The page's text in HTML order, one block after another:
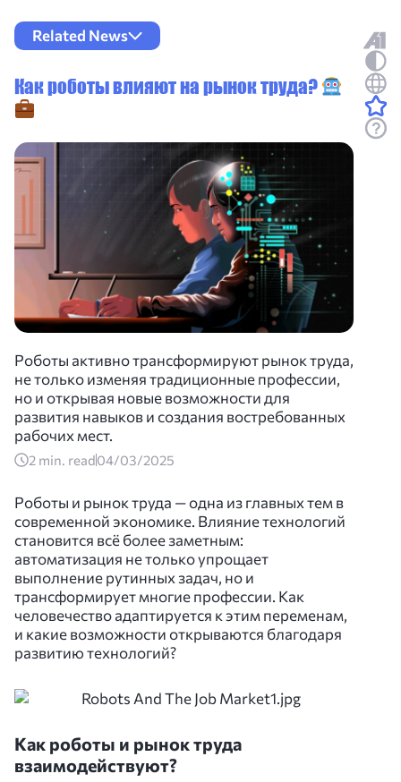
Related News
Как роботы влияют на рынок труда?
Роботы активно трансформируют рынок труда,
не только изменяя традиционные профессии,
но и открывая новые возможности для
развития навыков и создания востребованных
рабочих мест.
2 min. read04/03/2025
Роботы и рынок труда — одна из главных тем в
современной экономике. Влияние технологий
становится всё более заметным:
автоматизация не только упрощает
выполнение рутинных задач, но и
трансформирует многие профессии. Как
человечество адаптируется к этим переменам,
и какие возможности открываются благодаря
развитию технологий?
Как роботы и рынок труда
взаимодействуют?